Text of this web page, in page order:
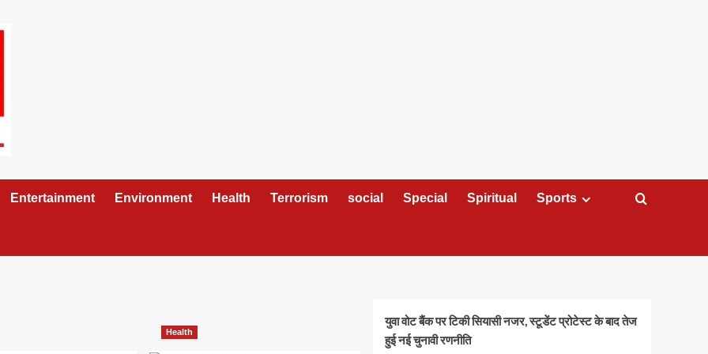
Entertainment Environment Health Terrorism social Special Spiritual Sports
Health
युवा वोट बैंक पर टिकी सियासी नजर, स्टूडेंट प्रोटेस्ट के बाद तेज
हुई नई चुनावी रणनीति